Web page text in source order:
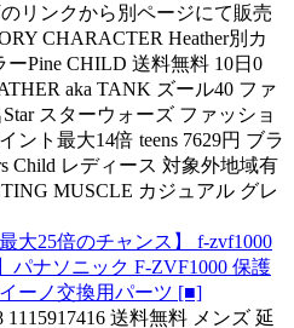
リンクから別ページにて販売
CHARACTER Heather別カ
ーPine CHILD 送料無料 10日0
aka TANK ズール40 ファ
スターウォーズ ファッショ
ント最大14倍 teens 7629円 ブラ
Child レディース 対象外地域有
MUSCLE カジュアル グレ
大25倍のチャンス】 f-zvf1000
パナソニック F-ZVF1000 保護
ーノ交換用パーツ [■]
送料無料 メンズ 延